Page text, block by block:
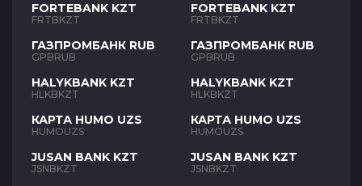
FORTEBANK KZT
FRTBKZT
ГАЗПРОМБАНК RUB
GPBRUB
HALYKBANK KZT
HLKBKZT
КАРТА HUMO UZS
HUMOUZS
JUSAN BANK KZT
JSNBKZT
FORTEBANK KZT
FRTBKZT
ГАЗПРОМБАНК RUB
GPBRUB
HALYKBANK KZT
HLKBKZT
КАРТА HUMO UZS
HUMOUZS
JUSAN BANK KZT
JSNBKZT